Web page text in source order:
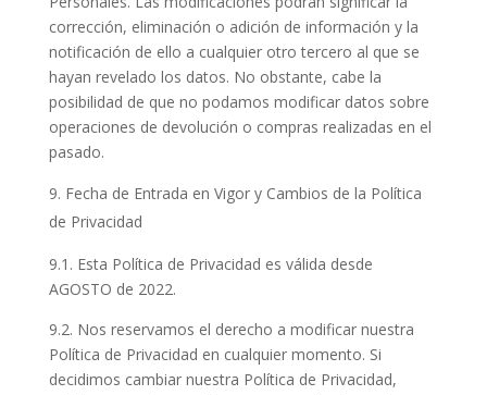
corrección, eliminación o adición de información y la
notificación de ello a cualquier otro tercero al que se
hayan revelado los datos. No obstante, cabe la
posibilidad de que no podamos modificar datos sobre
operaciones de devolución o compras realizadas en el
pasado.
Fecha de Entrada en Vigor y Cambios de la Política
de Privacidad
9.1. Esta Política de Privacidad es válida desde
AGOSTO de 2022.
9.2. Nos reservamos el derecho a modificar nuestra
Política de Privacidad en cualquier momento. Si
decidimos cambiar nuestra Política de Privacidad,